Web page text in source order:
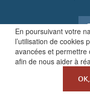
En poursuivant votre
l’utilisation de cookies
avancées et permettre
afin de nous aider à